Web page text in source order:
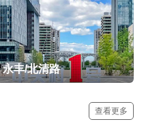
永丰/北清路
查看更多